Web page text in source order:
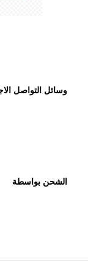
وسائل التواصل
الشحن بواسطة